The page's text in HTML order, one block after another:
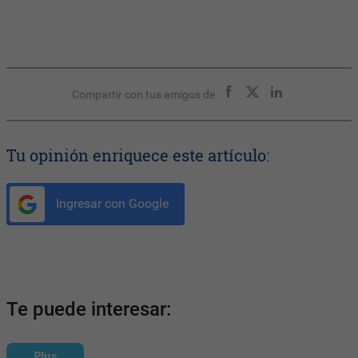
Compartir con tus amigos de
Tu opinión enriquece este artículo:
Ingresar con Google
Te puede interesar: